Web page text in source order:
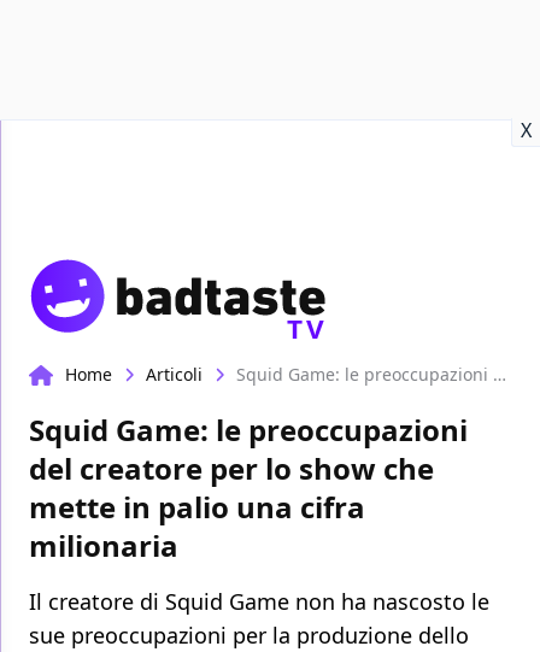
X
TV
Home Articoli Squid Game: le preoccupazioni del creatore per lo show che mette in palio una cifra milionaria
Squid Game: le preoccupazioni
del creatore per lo show che
mette in palio una cifra
milionaria
Il creatore di Squid Game non ha nascosto le
sue preoccupazioni per la produzione dello